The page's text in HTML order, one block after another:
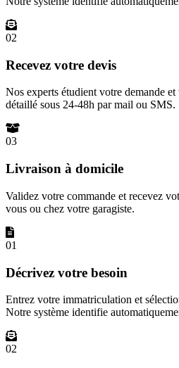
02
Recevez votre devis
Nos experts étudient votre demande
détaillé sous 24-48h par mail ou SMS.
03
Livraison à domicile
Validez votre commande et recevez
vous ou chez votre garagiste.
01
Décrivez votre besoin
Entrez votre immatriculation et
Notre système identifie
02